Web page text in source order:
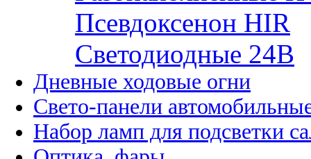
Псевдоксенон HIR
Cветодиодные 24B
Дневные ходовые огни
Свето-панели
Набор ламп для подсветки